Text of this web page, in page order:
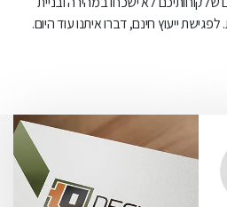
ייעוץ חינם, דברו איתנו עוד היום.